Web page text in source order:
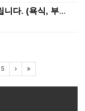
. (욕식, 부엌, 방…
5